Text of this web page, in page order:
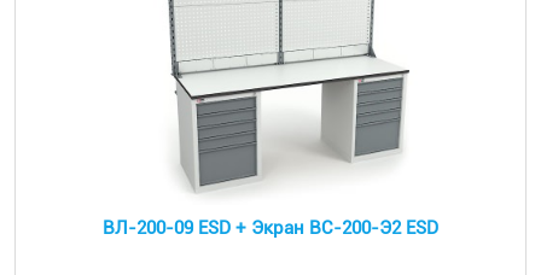
ВЛ-200-09 ESD + Экран ВС-200-Э2 ESD